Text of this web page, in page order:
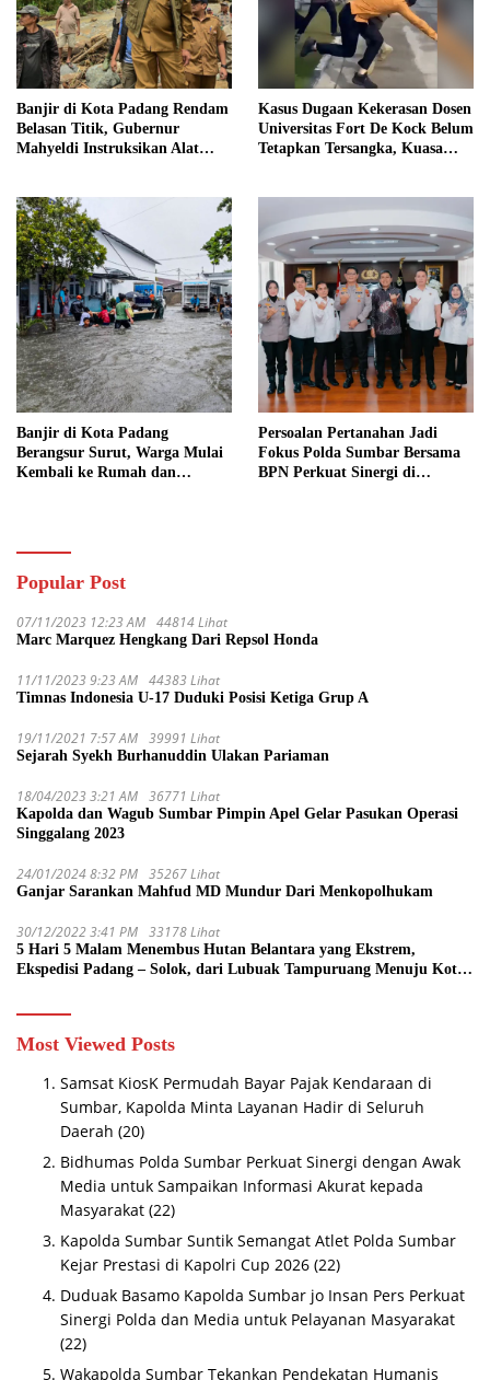
Banjir di Kota Padang Rendam
Belasan Titik, Gubernur
Mahyeldi Instruksikan Alat
Kasus Dugaan Kekerasan Dosen
Universitas Fort De Kock Belum
Tetapkan Tersangka, Kuasa
Banjir di Kota Padang
Berangsur Surut, Warga Mulai
Kembali ke Rumah dan
Persoalan Pertanahan Jadi
Fokus Polda Sumbar Bersama
BPN Perkuat Sinergi di
Popular Post
07/11/2023 12:23 AM 44814 Lihat
Marc Marquez Hengkang Dari Repsol Honda
11/11/2023 9:23 AM 44383 Lihat
Timnas Indonesia U-17 Duduki Posisi Ketiga Grup A
19/11/2021 7:57 AM 39991 Lihat
Sejarah Syekh Burhanuddin Ulakan Pariaman
18/04/2023 3:21 AM 36771 Lihat
Kapolda dan Wagub Sumbar Pimpin Apel Gelar Pasukan Operasi
Singgalang 2023
24/01/2024 8:32 PM 35267 Lihat
Ganjar Sarankan Mahfud MD Mundur Dari Menkopolhukam
30/12/2022 3:41 PM 33178 Lihat
5 Hari 5 Malam Menembus Hutan Belantara yang Ekstrem,
Ekspedisi Padang – Solok, dari Lubuak Tampuruang Menuju Koto
Most Viewed Posts
Samsat KiosK Permudah Bayar Pajak Kendaraan di
Sumbar, Kapolda Minta Layanan Hadir di Seluruh
Daerah (20)
Bidhumas Polda Sumbar Perkuat Sinergi dengan Awak
Media untuk Sampaikan Informasi Akurat kepada
Masyarakat (22)
Kapolda Sumbar Suntik Semangat Atlet Polda Sumbar
Kejar Prestasi di Kapolri Cup 2026 (22)
Duduak Basamo Kapolda Sumbar jo Insan Pers Perkuat
Sinergi Polda dan Media untuk Pelayanan Masyarakat
(22)
Wakapolda Sumbar Tekankan Pendekatan Humanis